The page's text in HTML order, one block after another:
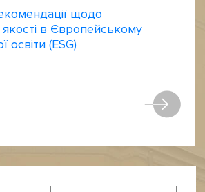
щодо
в Європейському
освіти (ESG)